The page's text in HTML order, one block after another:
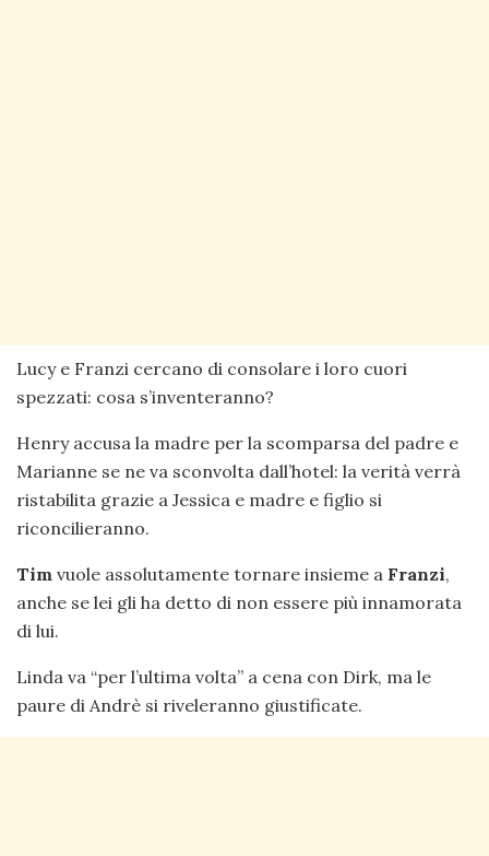
Lucy e Franzi cercano di consolare i loro cuori
spezzati: cosa s’inventeranno?
Henry accusa la madre per la scomparsa del padre e
Marianne se ne va sconvolta dall’hotel: la verità verrà
ristabilita grazie a Jessica e madre e figlio si
riconcilieranno.
Tim vuole assolutamente tornare insieme a Franzi,
anche se lei gli ha detto di non essere più innamorata
di lui.
Linda va “per l’ultima volta” a cena con Dirk, ma le
paure di Andrè si riveleranno giustificate.